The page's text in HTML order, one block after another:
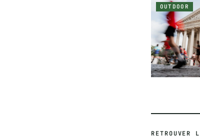
OUTDOOR
RETROUVER